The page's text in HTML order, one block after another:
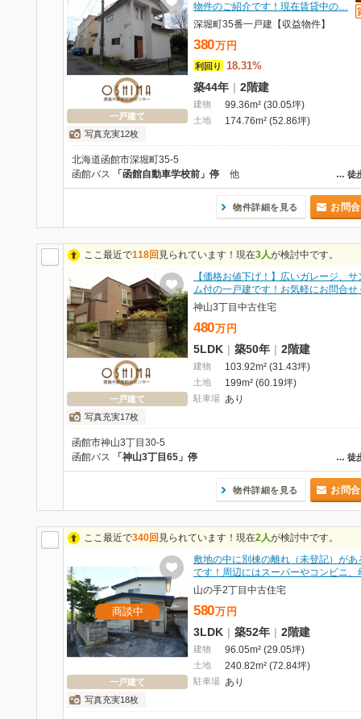
一戸建て
写真充実12枚
物件のご紹介です！現在賃貸中の…
深堀町35番一戸建【収益物件】
380万 円
利回り 18.31%
築44年 | 2階建
建物 99.36m² (30.05坪)
土地 174.76m² (52.86坪)
北海道函館市深堀町35-5
… 徒
函館バス 「函館自動車学校前」停 他
物件詳細を見る お問
ここ最近で118回 見られています！現在3人が検討中です。
一戸建て
写真充実17枚
【価格お値下げ！】広いガレージ、サ
ム付の一戸建です！お気軽にお問合
神山3丁目中古住宅
480万 円
5LDK | 築50年 | 2階建
建物 103.92m² (31.43坪)
土地 199m² (60.19坪)
駐車場 あり
函館市神山3丁目30-5
… 徒
函館バス 「神山3丁目65」停
物件詳細を見る お問
ここ最近で340回 見られています！現在2人が検討中です。
商談中
一戸建て
写真充実18枚
敷地の中に別棟の離れ（未登記）があ
です！周辺にはスーパーやコンビニ
山の手2丁目中古住宅
580万 円
3LDK | 築52年 | 2階建
建物 96.05m² (29.05坪)
土地 240.82m² (72.84坪)
駐車場 あり